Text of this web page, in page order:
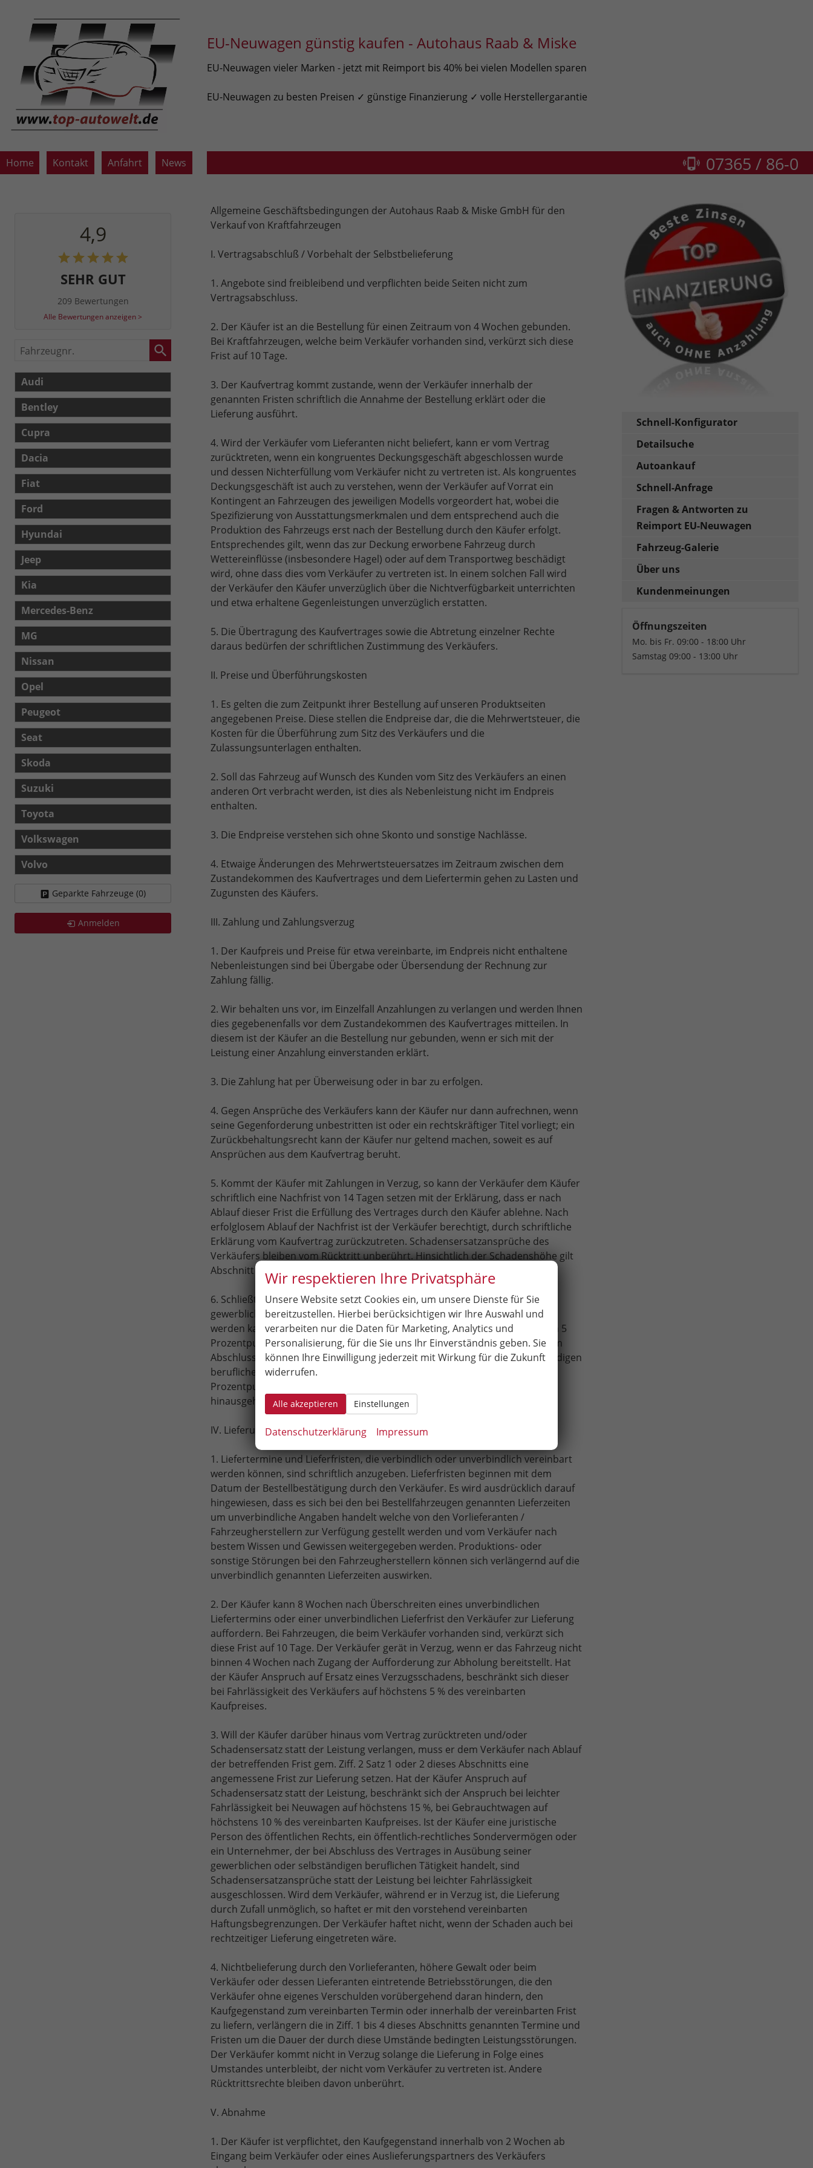
EU-Neuwagen günstig kaufen - Autohaus Raab & Miske
EU-Neuwagen vieler Marken - jetzt mit Reimport bis 40% bei vielen Modellen sparen
EU-Neuwagen zu besten Preisen ✓ günstige Finanzierung ✓ volle Herstellergarantie
Home Kontakt Anfahrt News 07365 / 86-0
Allgemeine Geschäftsbedingungen der Autohaus Raab & Miske GmbH für den
Verkauf von Kraftfahrzeugen
I. Vertragsabschluß / Vorbehalt der Selbstbelieferung
1. Angebote sind freibleibend und verpflichten beide Seiten nicht zum
Vertragsabschluss.
2. Der Käufer ist an die Bestellung für einen Zeitraum von 4 Wochen gebunden.
Bei Kraftfahrzeugen, welche beim Verkäufer vorhanden sind, verkürzt sich diese
Frist auf 10 Tage.
3. Der Kaufvertrag kommt zustande, wenn der Verkäufer innerhalb der
genannten Fristen schriftlich die Annahme der Bestellung erklärt oder die
Lieferung ausführt.
4. Wird der Verkäufer vom Lieferanten nicht beliefert, kann er vom Vertrag
zurücktreten, wenn ein kongruentes Deckungsgeschäft abgeschlossen wurde
und dessen Nichterfüllung vom Verkäufer nicht zu vertreten ist. Als kongruentes
Deckungsgeschäft ist auch zu verstehen, wenn der Verkäufer auf Vorrat ein
Kontingent an Fahrzeugen des jeweiligen Modells vorgeordert hat, wobei die
Spezifizierung von Ausstattungsmerkmalen und dem entsprechend auch die
Produktion des Fahrzeugs erst nach der Bestellung durch den Käufer erfolgt.
Entsprechendes gilt, wenn das zur Deckung erworbene Fahrzeug durch
Wettereinflüsse (insbesondere Hagel) oder auf dem Transportweg beschädigt
wird, ohne dass dies vom Verkäufer zu vertreten ist. In einem solchen Fall wird
der Verkäufer den Käufer unverzüglich über die Nichtverfügbarkeit unterrichten
und etwa erhaltene Gegenleistungen unverzüglich erstatten.
5. Die Übertragung des Kaufvertrages sowie die Abtretung einzelner Rechte
daraus bedürfen der schriftlichen Zustimmung des Verkäufers.
II. Preise und Überführungskosten
1. Es gelten die zum Zeitpunkt ihrer Bestellung auf unseren Produktseiten
angegebenen Preise. Diese stellen die Endpreise dar, die die Mehrwertsteuer, die
Kosten für die Überführung zum Sitz des Verkäufers und die
Zulassungsunterlagen enthalten.
2. Soll das Fahrzeug auf Wunsch des Kunden vom Sitz des Verkäufers an einen
anderen Ort verbracht werden, ist dies als Nebenleistung nicht im Endpreis
enthalten.
3. Die Endpreise verstehen sich ohne Skonto und sonstige Nachlässe.
4. Etwaige Änderungen des Mehrwertsteuersatzes im Zeitraum zwischen dem
Zustandekommen des Kaufvertrages und dem Liefertermin gehen zu Lasten und
Zugunsten des Käufers.
III. Zahlung und Zahlungsverzug
1. Der Kaufpreis und Preise für etwa vereinbarte, im Endpreis nicht enthaltene
Nebenleistungen sind bei Übergabe oder Übersendung der Rechnung zur
Zahlung fällig.
2. Wir behalten uns vor, im Einzelfall Anzahlungen zu verlangen und werden Ihnen
dies gegebenenfalls vor dem Zustandekommen des Kaufvertrages mitteilen. In
diesem ist der Käufer an die Bestellung nur gebunden, wenn er sich mit der
Leistung einer Anzahlung einverstanden erklärt.
3. Die Zahlung hat per Überweisung oder in bar zu erfolgen.
4. Gegen Ansprüche des Verkäufers kann der Käufer nur dann aufrechnen, wenn
seine Gegenforderung unbestritten ist oder ein rechtskräftiger Titel vorliegt; ein
Zurückbehaltungsrecht kann der Käufer nur geltend machen, soweit es auf
Ansprüchen aus dem Kaufvertrag beruht.
5. Kommt der Käufer mit Zahlungen in Verzug, so kann der Verkäufer dem Käufer
schriftlich eine Nachfrist von 14 Tagen setzen mit der Erklärung, dass er nach
Ablauf dieser Frist die Erfüllung des Vertrages durch den Käufer ablehne. Nach
erfolglosem Ablauf der Nachfrist ist der Verkäufer berechtigt, durch schriftliche
Erklärung vom Kaufvertrag zurückzutreten. Schadensersatzansprüche des
Verkäufers bleiben vom Rücktritt unberührt. Hinsichtlich der Schadenshöhe gilt
Abschnitt V Ziff. 3.
6. Schließt der Käufer den Vertrag zu einem Zweck, der weder seiner
gewerblichen noch seiner selbständigen beruflichen Tätigkeit zugerechnet
werden kann, kann der Verkäufer im Verzugsfalle Verzugszinsen in Höhe von 5
Prozentpunkten über dem Basiszinssatz berechnen. Handelt der Käufer beim
Abschluss des Kaufvertrages in Ausübung einer gewerblichen oder selbständigen
beruflichen Tätigkeit (Unternehmer), betragen die Verzugszinsen 8
Prozentpunkte über dem Basiszinssatz. Die Geltendmachung eines darüber
hinausgehenden Schadens ist nicht ausgeschlossen.
IV. Lieferung und Lieferverzug
1. Liefertermine und Lieferfristen, die verbindlich oder unverbindlich vereinbart
werden können, sind schriftlich anzugeben. Lieferfristen beginnen mit dem
Datum der Bestellbestätigung durch den Verkäufer. Es wird ausdrücklich darauf
hingewiesen, dass es sich bei den bei Bestellfahrzeugen genannten Lieferzeiten
um unverbindliche Angaben handelt welche von den Vorlieferanten /
Fahrzeugherstellern zur Verfügung gestellt werden und vom Verkäufer nach
bestem Wissen und Gewissen weitergegeben werden. Produktions- oder
sonstige Störungen bei den Fahrzeugherstellern können sich verlängernd auf die
unverbindlich genannten Lieferzeiten auswirken.
2. Der Käufer kann 8 Wochen nach Überschreiten eines unverbindlichen
Liefertermins oder einer unverbindlichen Lieferfrist den Verkäufer zur Lieferung
auffordern. Bei Fahrzeugen, die beim Verkäufer vorhanden sind, verkürzt sich
diese Frist auf 10 Tage. Der Verkäufer gerät in Verzug, wenn er das Fahrzeug nicht
binnen 4 Wochen nach Zugang der Aufforderung zur Abholung bereitstellt. Hat
der Käufer Anspruch auf Ersatz eines Verzugsschadens, beschränkt sich dieser
bei Fahrlässigkeit des Verkäufers auf höchstens 5 % des vereinbarten
Kaufpreises.
3. Will der Käufer darüber hinaus vom Vertrag zurücktreten und/oder
Schadensersatz statt der Leistung verlangen, muss er dem Verkäufer nach Ablauf
der betreffenden Frist gem. Ziff. 2 Satz 1 oder 2 dieses Abschnitts eine
angemessene Frist zur Lieferung setzen. Hat der Käufer Anspruch auf
Schadensersatz statt der Leistung, beschränkt sich der Anspruch bei leichter
Fahrlässigkeit bei Neuwagen auf höchstens 15 %, bei Gebrauchtwagen auf
höchstens 10 % des vereinbarten Kaufpreises. Ist der Käufer eine juristische
Person des öffentlichen Rechts, ein öffentlich-rechtliches Sondervermögen oder
ein Unternehmer, der bei Abschluss des Vertrages in Ausübung seiner
gewerblichen oder selbständigen beruflichen Tätigkeit handelt, sind
Schadensersatzansprüche statt der Leistung bei leichter Fahrlässigkeit
ausgeschlossen. Wird dem Verkäufer, während er in Verzug ist, die Lieferung
durch Zufall unmöglich, so haftet er mit den vorstehend vereinbarten
Haftungsbegrenzungen. Der Verkäufer haftet nicht, wenn der Schaden auch bei
rechtzeitiger Lieferung eingetreten wäre.
4. Nichtbelieferung durch den Vorlieferanten, höhere Gewalt oder beim
Verkäufer oder dessen Lieferanten eintretende Betriebsstörungen, die den
Verkäufer ohne eigenes Verschulden vorübergehend daran hindern, den
Kaufgegenstand zum vereinbarten Termin oder innerhalb der vereinbarten Frist
zu liefern, verlängern die in Ziff. 1 bis 4 dieses Abschnitts genannten Termine und
Fristen um die Dauer der durch diese Umstände bedingten Leistungsstörungen.
Der Verkäufer kommt nicht in Verzug solange die Lieferung in Folge eines
Umstandes unterbleibt, der nicht vom Verkäufer zu vertreten ist. Andere
Rücktrittsrechte bleiben davon unberührt.
V. Abnahme
1. Der Käufer ist verpflichtet, den Kaufgegenstand innerhalb von 2 Wochen ab
Eingang beim Verkäufer oder eines Auslieferungspartners des Verkäufers
4,9
SEHR GUT
209 Bewertungen
Alle Bewertungen anzeigen >
Fahrzeugnr.
Audi
Bentley
Cupra
Dacia
Fiat
Ford
Hyundai
Jeep
Kia
Mercedes-Benz
MG
Nissan
Opel
Peugeot
Seat
Skoda
Suzuki
Toyota
Volkswagen
Volvo
Geparkte Fahrzeuge (0)
Anmelden
Schnell-Konfigurator
Detailsuche
Autoankauf
Schnell-Anfrage
Fragen & Antworten zu
Reimport EU-Neuwagen
Fahrzeug-Galerie
Über uns
Kundenmeinungen
Öffnungszeiten
Mo. bis Fr. 09:00 - 18:00 Uhr
Samstag 09:00 - 13:00 Uhr
Wir respektieren Ihre Privatsphäre
Unsere Website setzt Cookies ein, um unsere Dienste für Sie
bereitzustellen. Hierbei berücksichtigen wir Ihre Auswahl und
verarbeiten nur die Daten für Marketing, Analytics und
Personalisierung, für die Sie uns Ihr Einverständnis geben. Sie
können Ihre Einwilligung jederzeit mit Wirkung für die Zukunft
widerrufen.
Alle akzeptieren Einstellungen
Datenschutzerklärung Impressum